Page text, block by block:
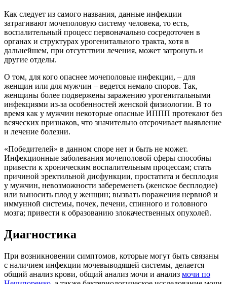
Как следует из самого названия, данные инфекции
затрагивают мочеполовую систему человека, то есть,
воспалительный процесс первоначально сосредоточен в
органах и структурах урогенитального тракта, хотя в
дальнейшем, при отсутствии лечения, может затронуть и
другие отделы.
О том, для кого опаснее мочеполовые инфекции, – для
женщин или для мужчин – ведется немало споров. Так,
женщины более подвержены заражению урогенитальными
инфекциями из-за особенностей женской физиологии. В то
время как у мужчин некоторые опасные ИППП протекают без
всяческих признаков, что значительно отсрочивает выявление
и лечение болезни.
«Победителей» в данном споре нет и быть не может.
Инфекционные заболевания мочеполовой сферы способны
привести к хроническим воспалительным процессам; стать
причиной эректильной дисфункции, простатита и бесплодия
у мужчин, невозможности забеременеть (женское бесплодие)
или выносить плод у женщин; вызвать поражения нервной и
иммунной системы, почек, печени, спинного и головного
мозга; привести к образованию злокачественных опухолей.
Диагностика
При возникновении симптомов, которые могут быть связаны
с наличием инфекции мочевыводящей системы, делается
общий анализ крови, общий анализ мочи и анализ мочи по